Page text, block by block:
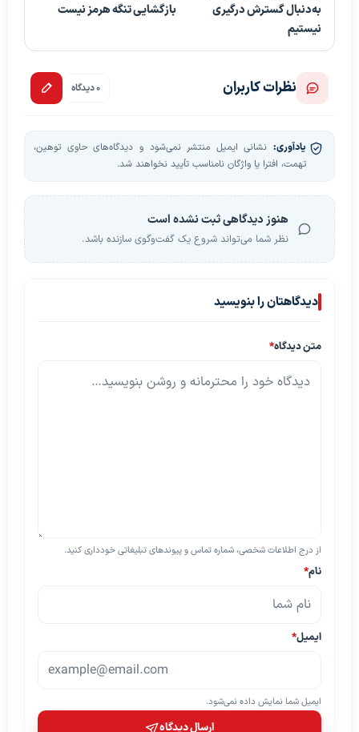
به‌دنبال گسترش درگیری
نیستیم
بازگشایی تنگه هرمز نیست
نظرات کاربران 0 دیدگاه
یادآوری: نشانی ایمیل منتشر نمی‌شود و دیدگاه‌های حاوی توهین،
تهمت، افترا یا واژگان نامناسب تأیید نخواهند شد.
هنوز دیدگاهی ثبت نشده است
نظر شما می‌تواند شروع یک گفت‌وگوی سازنده باشد.
دیدگاهتان را بنویسید
متن دیدگاه*
از درج اطلاعات شخصی، شماره تماس و پیوندهای تبلیغاتی خودداری کنید.
نام*
ایمیل*
ایمیل شما نمایش داده نمی‌شود.
ارسال دیدگاه